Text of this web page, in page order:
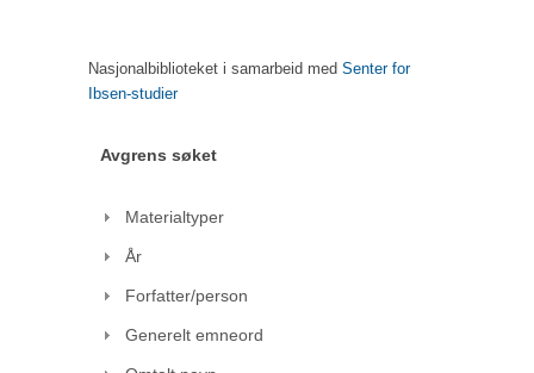
Nasjonalbiblioteket i samarbeid med Senter for
Ibsen-studier
Avgrens søket
Materialtyper
År
Forfatter/person
Generelt emneord